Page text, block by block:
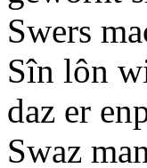
Swers
Sîn lôn
daz er
Swaz